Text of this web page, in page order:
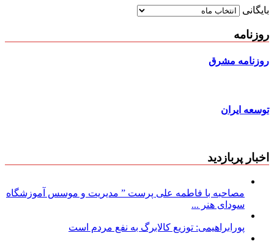
بایگانی
روزنامه
روزنامه مشرق
توسعه ایران
اخبار پربازدید
مصاحبه با فاطمه علی پرست ” مدیریت و موسس آموزشگاه
سودای هنر ...
پورابراهیمی: توزیع کالابرگ به نفع مردم است